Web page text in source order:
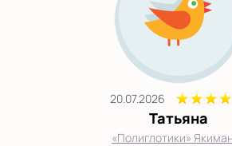
20.07.2026
Татьяна
«Полиглотики»